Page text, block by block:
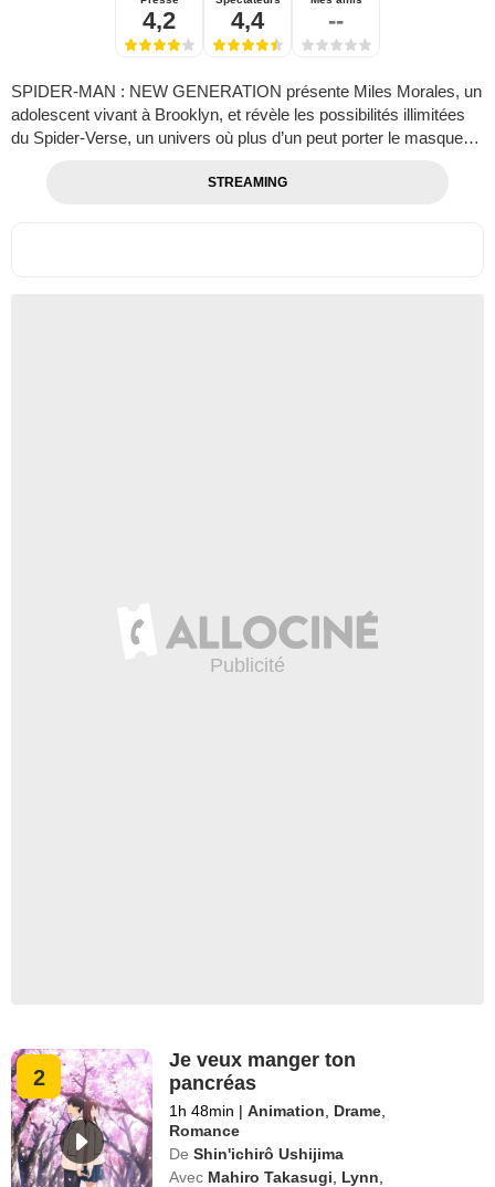
4,2 4,4 --
SPIDER-MAN : NEW GENERATION présente Miles Morales, un
adolescent vivant à Brooklyn, et révèle les possibilités illimitées
du Spider-Verse, un univers où plus d’un peut porter le masque…
STREAMING
2
Je veux manger ton
pancréas
1h 48min | Animation Drame
Romance
De Shin'ichirô Ushijima
Avec Mahiro Takasugi Lynn